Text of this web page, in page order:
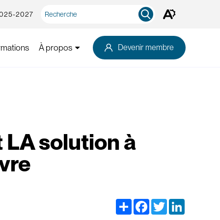
2027
rapide
Ouvrez
d'outils
d'accessibilité.
À propos Devenir membre
LA solution à
Share Facebook
Twitter